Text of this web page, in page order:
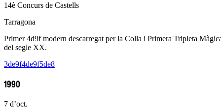
14è Concurs de Castells
Tarragona
Primer 4d9f modern descarregat per la Colla i Primera Tripleta
del segle XX.
3de9f4de9f5de8
1990
7 d’oct.